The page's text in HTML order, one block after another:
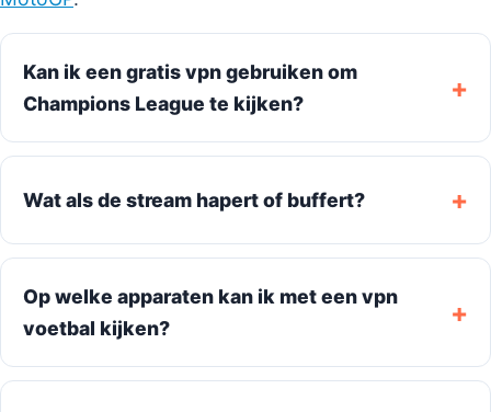
Kan ik een gratis vpn gebruiken om
Champions League te kijken?
Wat als de stream hapert of buffert?
Op welke apparaten kan ik met een vpn
voetbal kijken?